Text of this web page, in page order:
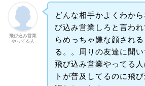
飛び込み営業
やってる人
どんな相手かよくわか
び込み営業しろと言わ
らめっちゃ嫌な顔され
る。。周りの友達に聞
飛び込み営業やってる
トが普及してるのに飛